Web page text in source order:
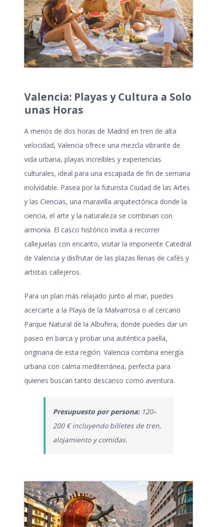
Valencia: Playas y Cultura a Solo
unas Horas
A menos de dos horas de Madrid en tren de alta
velocidad, Valencia ofrece una mezcla vibrante de
vida urbana, playas increíbles y experiencias
culturales, ideal para una escapada de fin de semana
inolvidable. Pasea por la futurista Ciudad de las Artes
y las Ciencias, una maravilla arquitectónica donde la
ciencia, el arte y la naturaleza se combinan con
armonía. El casco histórico invita a recorrer
callejuelas con encanto, visitar la imponente Catedral
de Valencia y disfrutar de las plazas llenas de cafés y
artistas callejeros.
Para un plan más relajado junto al mar, puedes
acercarte a la Playa de la Malvarrosa o al cercano
Parque Natural de la Albufera, donde puedes dar un
paseo en barca y probar una auténtica paella,
originaria de esta región. Valencia combina energía
urbana con calma mediterránea, perfecta para
quienes buscan tanto descanso como aventura.
Presupuesto por persona:120–
200 € incluyendo billetes de tren,
alojamiento y comidas.